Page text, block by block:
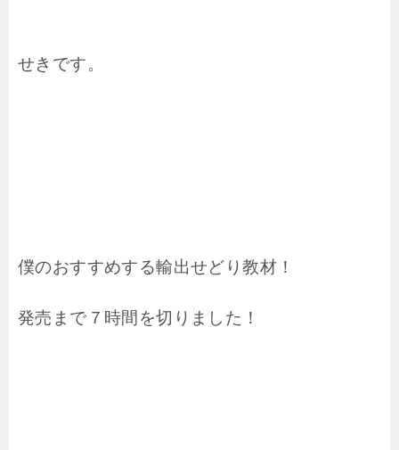
せきです。
僕のおすすめする輸出せどり教材！
発売まで７時間を切りました！